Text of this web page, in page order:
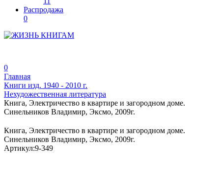
Распродажа
0
0
Главная
Книги изд. 1940 - 2010 г.
Нехудожественная литература
Книга, Электричество в квартире и загородном доме.
Синельников Владимир, Эксмо, 2009г.
Книга, Электричество в квартире и загородном доме.
Синельников Владимир, Эксмо, 2009г.
Артикул:9-349